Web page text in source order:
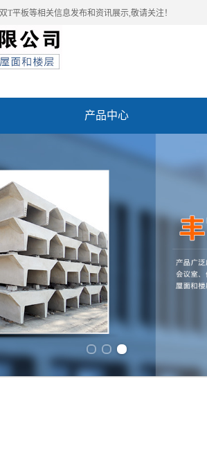
T平板等相关信息发布和资讯展示,敬请关注！
产品中心
联系我们